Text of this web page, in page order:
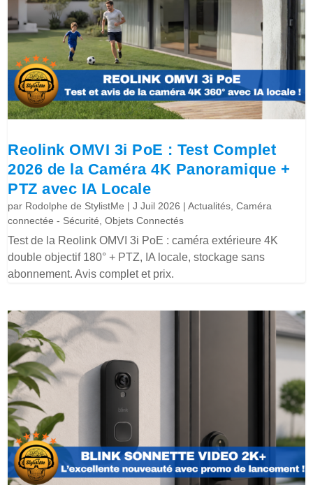
Reolink OMVI 3i PoE : Test Complet
2026 de la Caméra 4K Panoramique +
PTZ avec IA Locale
par Rodolphe de StylistMe |J Juil 2026 |Actualités ,Caméra
connectée - Sécurité ,Objets Connectés
Test de la Reolink OMVI 3i PoE : caméra extérieure 4K
double objectif 180° + PTZ, IA locale, stockage sans
abonnement. Avis complet et prix.